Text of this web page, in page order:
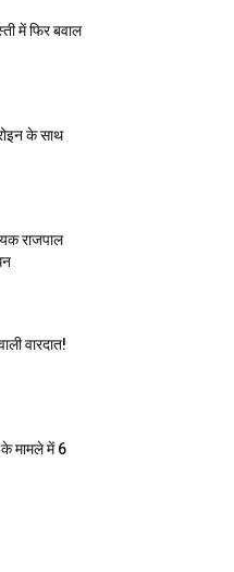
में फिर बवाल
के साथ
राजपाल
वारदात!
के मामले में 6